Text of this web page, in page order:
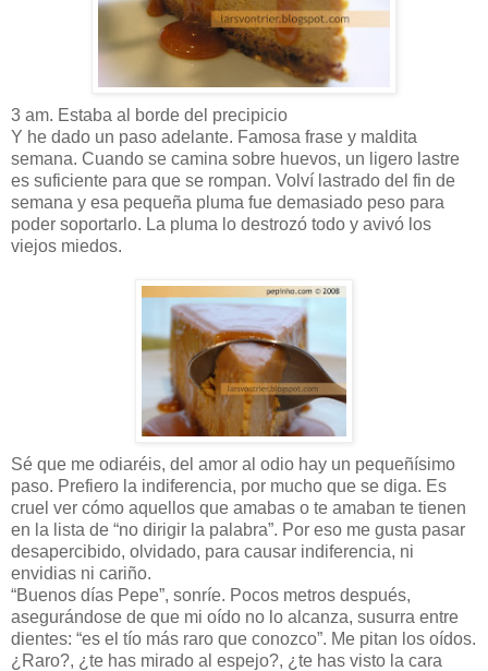
3 am. Estaba al borde del precipicio
Y he dado un paso adelante. Famosa frase y maldita
semana. Cuando se camina sobre huevos, un ligero lastre
es suficiente para que se rompan. Volví lastrado del fin de
semana y esa pequeña pluma fue demasiado peso para
poder soportarlo. La pluma lo destrozó todo y avivó los
viejos miedos.
Sé que me odiaréis, del amor al odio hay un pequeñísimo
paso. Prefiero la indiferencia, por mucho que se diga. Es
cruel ver cómo aquellos que amabas o te amaban te tienen
en la lista de “no dirigir la palabra”. Por eso me gusta pasar
desapercibido, olvidado, para causar indiferencia, ni
envidias ni cariño.
“Buenos días Pepe”, sonríe. Pocos metros después,
asegurándose de que mi oído no lo alcanza, susurra entre
dientes: “es el tío más raro que conozco”. Me pitan los oídos.
¿Raro?, ¿te has mirado al espejo?, ¿te has visto la cara